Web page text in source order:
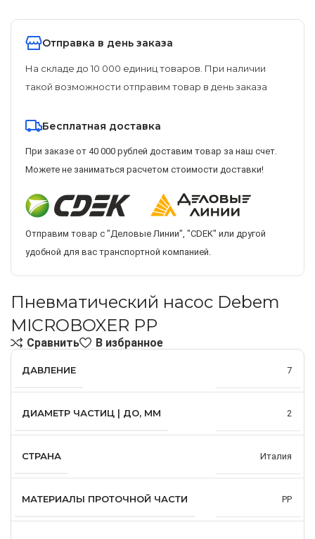
Отправка в день заказа
На складе до 10 000 единиц товаров. При наличии
такой возможности отправим товар в день заказа
Бесплатная доставка
При заказе от 40 000 рублей доставим товар за наш счет.
Можете не заниматься расчетом стоимости доставки!
Отправим товар с "Деловые Линии", "CDEK" или другой
удобной для вас транспортной компанией.
Пневматический насос Debem
MICROBOXER PP
Сравнить В избранное
ДАВЛЕНИЕ 7
ДИАМЕТР ЧАСТИЦ | ДО, ММ 2
СТРАНА Италия
МАТЕРИАЛЫ ПРОТОЧНОЙ ЧАСТИ PP